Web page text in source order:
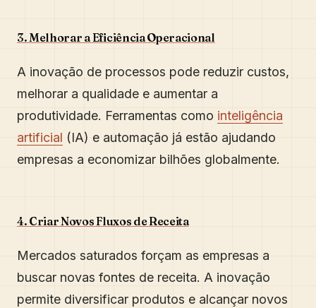
3. Melhorar a Eficiência Operacional
A inovação de processos pode reduzir custos,
melhorar a qualidade e aumentar a
produtividade. Ferramentas como inteligência
artificial (IA) e automação já estão ajudando
empresas a economizar bilhões globalmente.
4. Criar Novos Fluxos de Receita
Mercados saturados forçam as empresas a
buscar novas fontes de receita. A inovação
permite diversificar produtos e alcançar novos